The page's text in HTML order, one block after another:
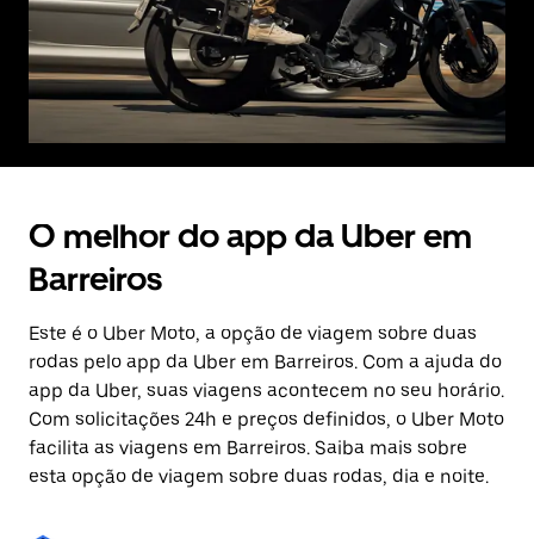
O melhor do app da Uber em
Barreiros
Este é o Uber Moto, a opção de viagem sobre duas
rodas pelo app da Uber em Barreiros. Com a ajuda do
app da Uber, suas viagens acontecem no seu horário.
Com solicitações 24h e preços definidos, o Uber Moto
facilita as viagens em Barreiros. Saiba mais sobre
esta opção de viagem sobre duas rodas, dia e noite.